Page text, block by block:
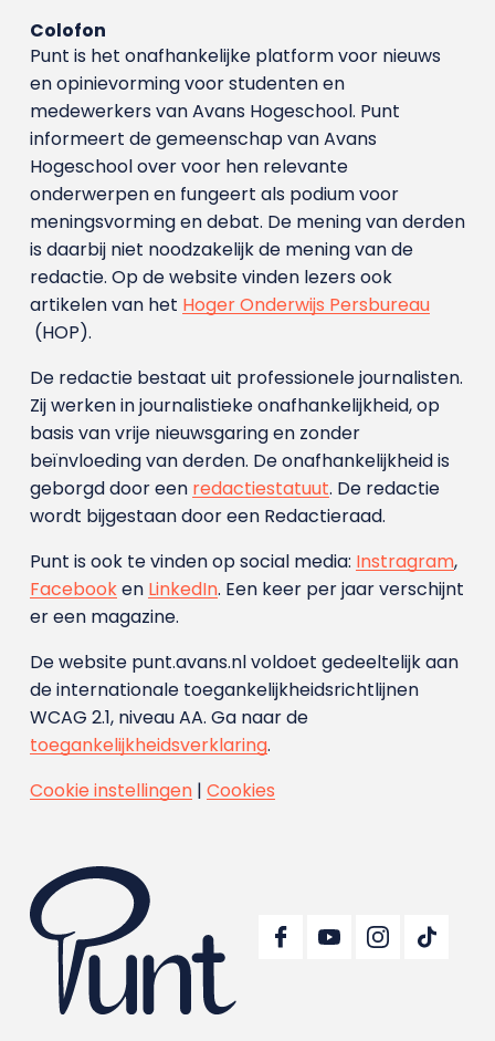
Colofon
Punt is het onafhankelijke platform voor nieuws
en opinievorming voor studenten en
medewerkers van Avans Hoge­school. Punt
informeert de gemeenschap van Avans
Hogeschool over voor hen relevante
onderwerpen en fungeert als podium voor
meningsvorming en debat. De mening van derden
is daarbij niet noodzakelijk de mening van de
redactie. Op de website vinden lezers ook
artikelen van het Hoger Onderwijs Persbureau
(HOP).
De redactie bestaat uit professionele journalisten.
Zij werken in journalistieke onafhankelijkheid, op
basis van vrije nieuwsgaring en zonder
beïnvloeding van derden. De onafhankelijkheid is
geborgd door een redactiestatuut. De redactie
wordt bijgestaan door een Redactieraad.
Punt is ook te vinden op social media: Instragram,
Facebooken LinkedIn. Een keer per jaar verschijnt
er een magazine.
De website punt.avans.nl voldoet gedeeltelijk aan
de internationale toegankelijkheidsrichtlijnen
WCAG 2.1, niveau AA. Ga naar de
toegankelijkheidsverklaring.
Cookie instellingen| Cookies